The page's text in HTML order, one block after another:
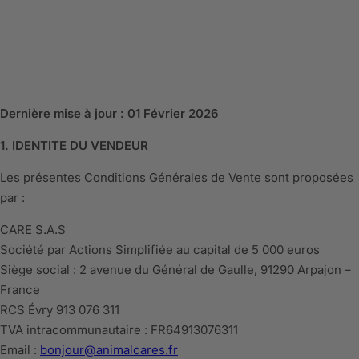
Dernière mise à jour : 01 Février 2026
1. IDENTITE DU VENDEUR
Les présentes Conditions Générales de Vente sont proposées
par :
CARE S.A.S
Société par Actions Simplifiée au capital de 5 000 euros
Siège social : 2 avenue du Général de Gaulle, 91290 Arpajon –
France
RCS Évry 913 076 311
TVA intracommunautaire : FR64913076311
Email : bonjour@animalcares.fr